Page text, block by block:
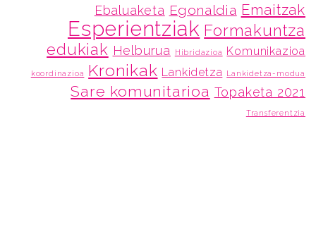
Ebaluaketa Egonaldia Emaitzak
Esperientziak Formakuntza
edukiak Helburua Hibridazioa Komunikazioa
koordinazioa Kronikak Lankidetza Lankidetza-modua
Sare komunitarioa Topaketa 2021
Transferentzia